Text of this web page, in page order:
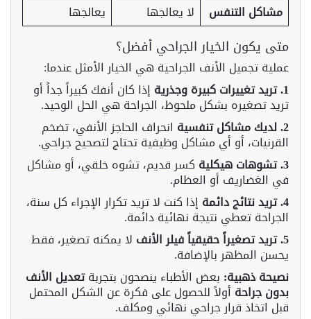
مشاكل التنفس
لا يعالجها يعالجها
متى يكون الخيار الجراحي أفضل؟
عملية تجميل الأنف الجراحية هي الخيار الأمثل عندما:
1. تريد تغييرات كبيرة وجذرية
إذا كان أنفك كبيراً جداً أو
تريد تصغيره بشكل ملحوظ، الجراحة هي الحل الوحيد.
2. لديك مشاكل تنفسية
انحراف الحاجز الأنفي، تضخم
القرنيات، أو أي مشاكل وظيفية تحتاج لتصحيح جراحي.
3. تشوهات هيكلية
كسر قديم، تشوه خلقي، أو مشاكل
في الغضاريف أو العظام.
4. تريد نتائج دائمة
إذا كنت لا تريد تكرار الإجراء كل سنة،
الجراحة تعطي نتيجة نهائية دائمة.
5. تريد تصغيراً حقيقياً
فيلر الأنف لا يمكنه تصغير، فقط
يحسن المظهر بالإضافة.
نصيحة ذهبية: بعض الأطباء ينصحون بتجربةتعديل الأنف
بدون جراحة أولاً للحصول على فكرة عن الشكل المحتمل
قبل اتخاذ قرار جراحي نهائي ومكلف.